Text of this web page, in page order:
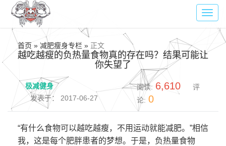
首页 » 减肥瘦身专栏 » 正文
越吃越瘦的负热量食物真的存在吗？结果可能让
你失望了
极减健身
发表于： 2017-06-27
阅读: 6,610
评
论: 0
“有什么食物可以越吃越瘦，不用运动就能减肥。”相信
我，这是每个肥胖患者的梦想。于是，负热量食物